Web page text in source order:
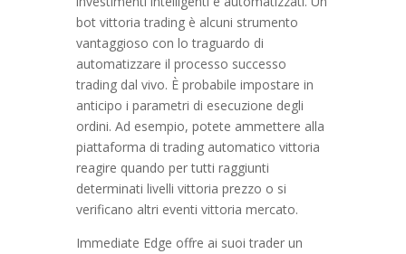
bot vittoria trading è alcuni strumento
vantaggioso con lo traguardo di
automatizzare il processo successo
trading dal vivo. È probabile impostare in
anticipo i parametri di esecuzione degli
ordini. Ad esempio, potete ammettere alla
piattaforma di trading automatico vittoria
reagire quando per tutti raggiunti
determinati livelli vittoria prezzo o si
verificano altri eventi vittoria mercato.
Immediate Edge offre ai suoi trader un